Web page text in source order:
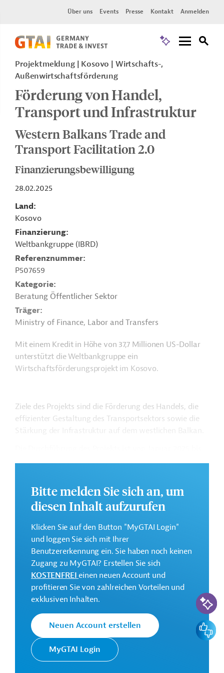
Über uns Events Presse Kontakt Anmelden
Projektmeldung Kosovo
Wirtschafts-,
Außenwirtschaftsförderung
Förderung von Handel,
Transport und Infrastruktur
Western Balkans Trade and
Transport Facilitation 2.0
Finanzierungsbewilligung
28.02.2025
Land
Kosovo
Finanzierung
Weltbankgruppe (IBRD)
Referenznummer
P507659
Kategorie
Beratung Öffentlicher Sektor
Träger
Ministry of Finance, Labor and Transfers
Mit einem Kredit in Höhe von 37,7 Millionen US-Dollar
unterstützt die Weltbankgruppe ein
Wirtschaftsförderungsprojekt im Kosovo.
Ziele des Projekts sind die Förderung des Handels, die
effizienter Gestaltung des Transportsektors sowie die
Dezember 2031 geplant.
finden Sie auf der Webseite der Weltbankgruppe
und im Originaldokument, das zum Download
GTAI informiert über dieWeltbankgruppe:
Schwerpunkte, Regularien und praktische Hinweise zur
Geschäftsanbahnung.
Gesamtkosten:
50,4 Millionen US-Dollar
Geberbeitrag:
37,7 Millionen US-Dollar (IDA, Kredit)
Kontaktadressen
Bitte melden Sie sich an, um
diesen Inhalt aufzurufen
Klicken Sie auf den Button "MyGTAI Login"
und loggen Sie sich mit Ihrer
Benutzererkennung ein. Sie haben noch keinen
Zugang zu MyGTAI? Erstellen Sie sich
KOSTENFREIeinen neuen Account und
profitieren Sie von zahlreichen Vorteilen und
exklusiven Inhalten.
Neuen Account erstellen
MyGTAI Login
KI-